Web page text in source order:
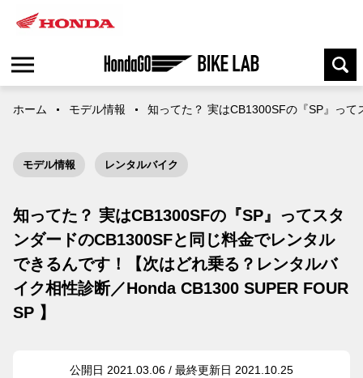
ホーム モデル情報 知ってた？ 実はCB1300SFの『SP』っ
モデル情報 レンタルバイク
知ってた？ 実はCB1300SFの『SP』ってスタ
ンダードのCB1300SFと同じ料金でレンタル
できるんです！【次はどれ乗る？レンタルバ
イク相性診断／Honda CB1300 SUPER FOUR
SP 】
公開日 2021.03.06 / 最終更新日 2021.10.25